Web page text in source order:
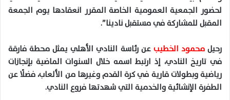
لحضور الجمعية العمومية الخاصة المقرر انعقادها يوم الجمعة
المقبل للمشاركة في مستقبل نادينا”.
رحيلمحمود الخطيب عن رئاسة النادي الأهلي يمثل محطة فارقة
في تاريخ النادي، إذ ارتبط اسمه خلال السنوات الماضية بإنجازات
رياضية وبطولات قارية في كرة القدم وغيرها من الألعاب، فضلًا عن
الطفرة الإنشائية والخدمية التي شهدتها فروع النادي.